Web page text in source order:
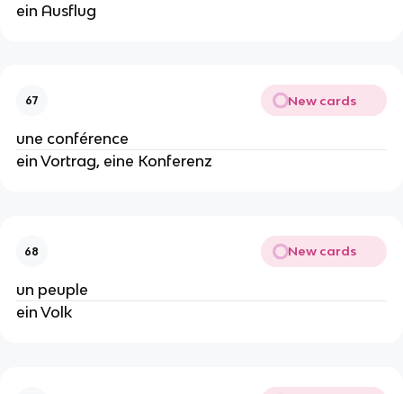
ein Ausflug
67 New cards
une conférence
ein Vortrag, eine Konferenz
68 New cards
un peuple
ein Volk